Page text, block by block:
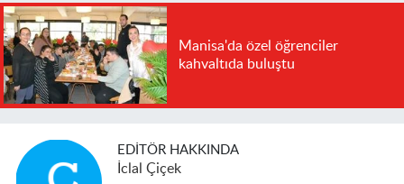
Manisa'da özel öğrenciler
kahvaltıda buluştu
EDITÖR HAKKINDA
İclal Çiçek